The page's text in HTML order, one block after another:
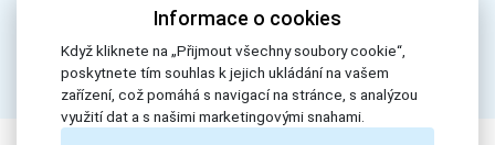
Obec Křižánky
Donátor.cz
Informace o cookies
Když kliknete na „Přijmout všechny soubory cookie“,
poskytnete tím souhlas k jejich ukládání na vašem
zařízení, což pomáhá s navigací na stránce, s analýzou
využití dat a s našimi marketingovými snahami.